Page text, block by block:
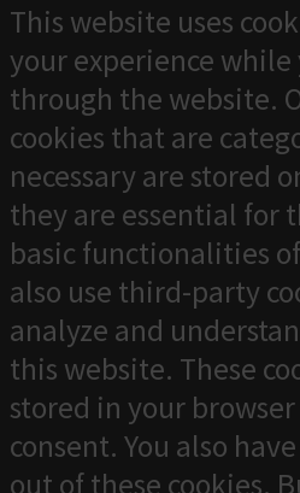
This website uses
your experience
through the website.
cookies that are
necessary are stored
they are essential for
basic functionalities
also use third-party
analyze and
this website. These
stored in your
consent. You also
out of these cookies.